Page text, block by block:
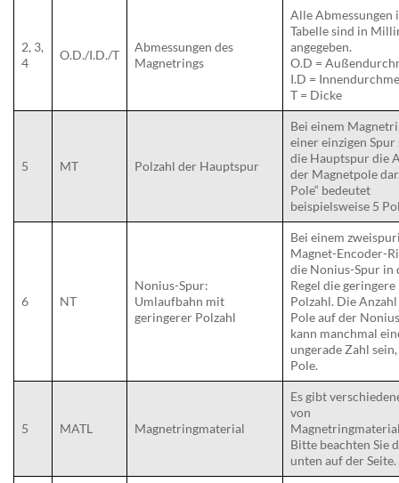
2, 3,
4
O.D./I.D./T
Abmessungen des
Magnetrings
Alle Abmessungen
Tabelle sind in
angegeben.
O.D =
I.D =
T = Dicke
5 MT Polzahl der Hauptspur
Bei einem
einer einzigen
die Hauptspur die
der Magnetpole
Pole“ bedeutet
beispielsweise 5
6 NT
Nonius-Spur:
Umlaufbahn mit
geringerer Polzahl
Bei einem
Magnet-Encoder-
die Nonius-Spur in
Regel die geringere
Polzahl. Die
Pole auf der
kann manchmal
ungerade Zahl sein,
Pole.
5 MATL Magnetringmaterial
Es gibt
von
Bitte beachten Sie
unten auf der Seite.